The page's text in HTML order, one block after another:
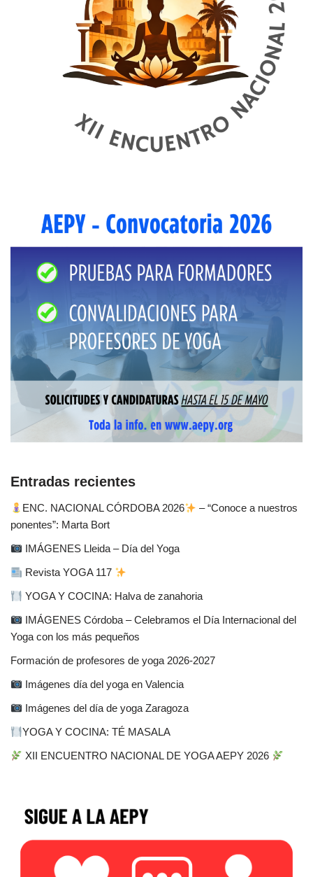
Entradas recientes
ENC. NACIONAL CÓRDOBA 2026
– “Conoce a nuestros
ponentes”: Marta Bort
IMÁGENES Lleida – Día del Yoga
Revista YOGA 117
YOGA Y COCINA: Halva de zanahoria
IMÁGENES Córdoba – Celebramos el Día Internacional del
Yoga con los más pequeños
Formación de profesores de yoga 2026-2027
Imágenes día del yoga en Valencia
Imágenes del día de yoga Zaragoza
YOGA Y COCINA: TÉ MASALA
XII ENCUENTRO NACIONAL DE YOGA AEPY 2026